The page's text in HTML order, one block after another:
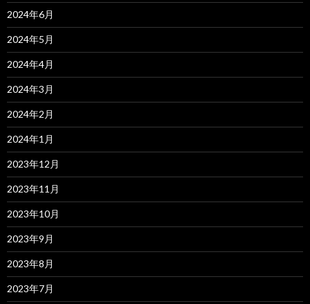
2024年6月
2024年5月
2024年4月
2024年3月
2024年2月
2024年1月
2023年12月
2023年11月
2023年10月
2023年9月
2023年8月
2023年7月